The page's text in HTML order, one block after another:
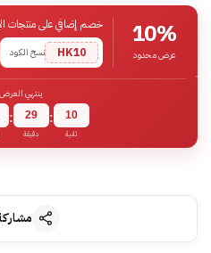
10%
عرض محدود
خصم إضافي على منتجات
HK10
نسخ الكود
ينتهي
: 29
دقيقة
: 10
ثانية